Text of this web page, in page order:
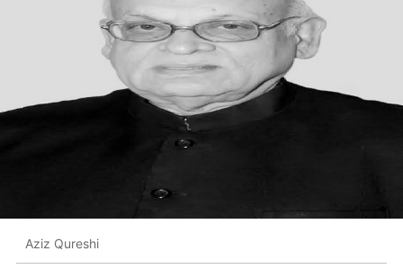
Aziz Qureshi